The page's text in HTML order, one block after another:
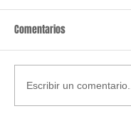
Comentarios
Escribir un comentario...